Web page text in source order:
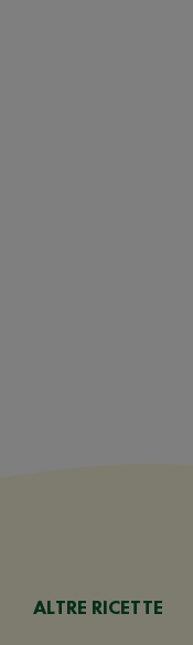
ALTRE RICETTE